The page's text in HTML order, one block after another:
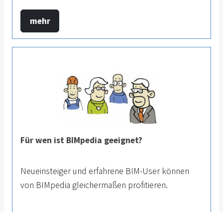
mehr
Für wen ist BIMpedia geeignet?
Neueinsteiger und erfahrene BIM-User können
von BIMpedia gleichermaßen profitieren.